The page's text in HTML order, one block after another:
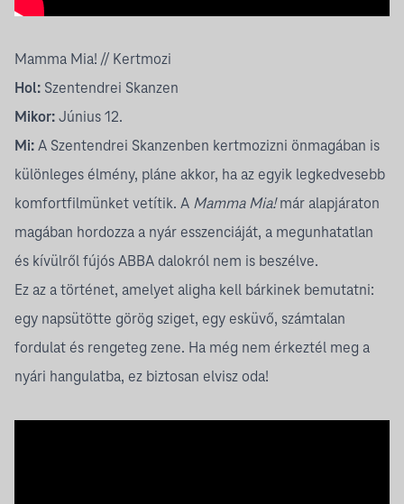
Mamma Mia! // Kertmozi
Hol: Szentendrei Skanzen
Mikor: Június 12.
Mi: A Szentendrei Skanzenben kertmozizni önmagában is
különleges élmény, pláne akkor, ha az egyik legkedvesebb
komfortfilmünket vetítik. A Mamma Mia!már alapjáraton
magában hordozza a nyár esszenciáját, a megunhatatlan
és kívülről fújós ABBA dalokról nem is beszélve.
Ez az a történet, amelyet aligha kell bárkinek bemutatni:
egy napsütötte görög sziget, egy esküvő, számtalan
fordulat és rengeteg zene. Ha még nem érkeztél meg a
nyári hangulatba, ez biztosan elvisz oda!